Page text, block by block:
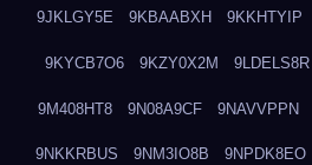
9JKLGY5E 9KBAABXH 9KKHTYIP
9KYCB7O6 9KZY0X2M 9LDELS8R
9M408HT8 9N08A9CF 9NAVVPPN
9NKKRBUS 9NM3IO8B 9NPDK8EO